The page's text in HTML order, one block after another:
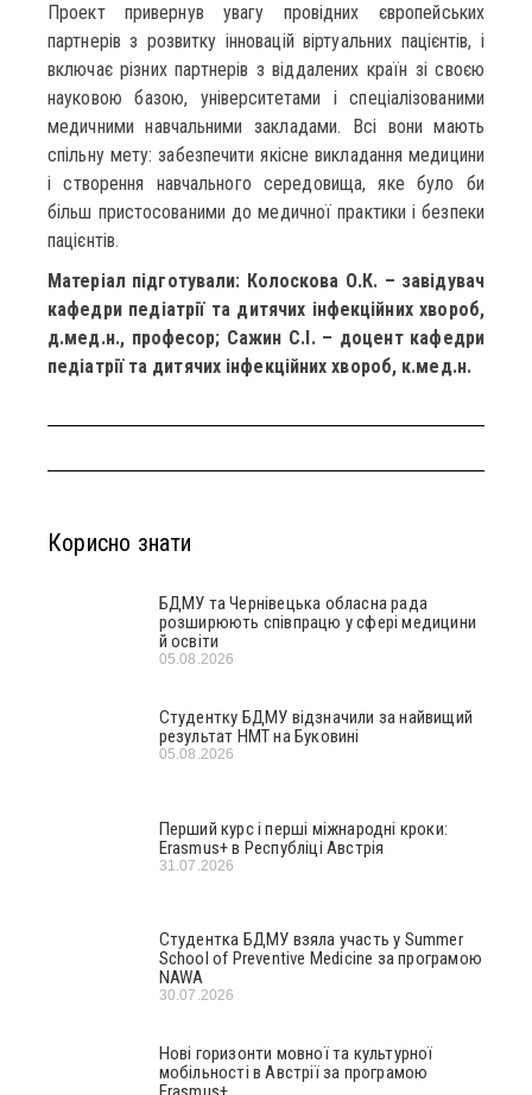
Проект привернув увагу провідних європейських
партнерів з розвитку інновацій віртуальних пацієнтів, і
включає різних партнерів з віддалених країн зі своєю
науковою базою, університетами і спеціалізованими
медичними навчальними закладами. Всі вони мають
спільну мету: забезпечити якісне викладання медицини
і створення навчального середовища, яке було би
більш пристосованими до медичної практики і безпеки
пацієнтів.
Матеріал підготували: Колоскова О.К. – завідувач
кафедри педіатрії та дитячих інфекційних хвороб,
д.мед.н., професор; Сажин С.І. – доцент кафедри
педіатрії та дитячих інфекційних хвороб, к.мед.н.
Корисно знати
БДМУ та Чернівецька обласна рада
розширюють співпрацю у сфері медицини
й освіти
05.08.2026
Студентку БДМУ відзначили за найвищий
результат НМТ на Буковині
05.08.2026
Перший курс і перші міжнародні кроки:
Erasmus+ в Республіці Австрія
31.07.2026
Студентка БДМУ взяла участь у Summer
School of Preventive Medicine за програмою
NAWA
30.07.2026
Нові горизонти мовної та культурної
мобільності в Австрії за програмою